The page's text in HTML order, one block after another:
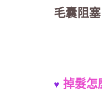
毛囊阻
♥ 掉髮怎